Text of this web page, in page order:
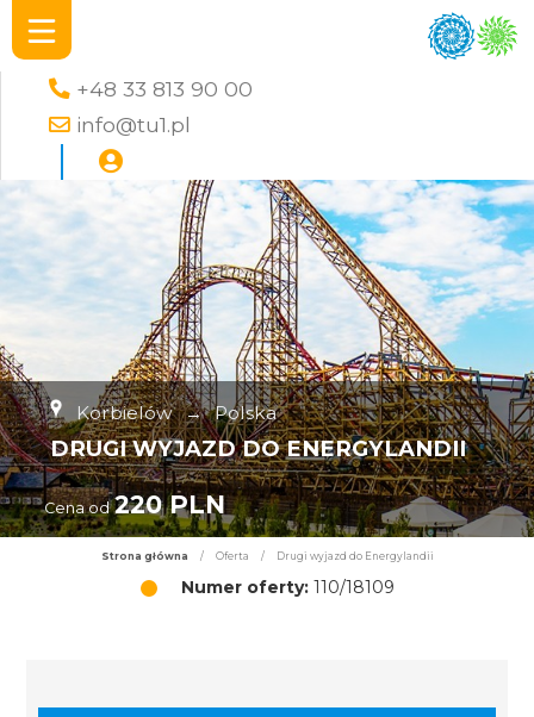
+48 33 813 90 00
info@tu1.pl
Korbielów → Polska
DRUGI WYJAZD DO ENERGYLANDII
Cena od 220 PLN
Strona główna / Oferta / Drugi wyjazd do Energylandii
Numer oferty:110/18109